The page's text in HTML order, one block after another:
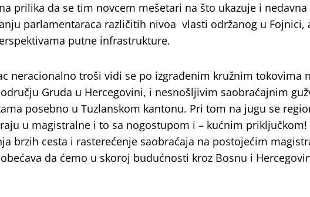
prilika da se tim novcem mešetari na što ukazuje i nedavna
parlamentaraca različitih nivoa vlasti održanog u Fojnici,
putne infrastrukture.
neracionalno troši vidi se po izgrađenim kružnim tokovima
Gruda u Hercegovini, i nesnošljivim saobraćajnim
posebno u Tuzlanskom kantonu. Pri tom na jugu se
u magistralne i to sa nogostupom i – kućnim priključkom!
brzih cesta i rasterećenje saobraćaja na postojećim
da ćemo u skoroj budućnosti kroz Bosnu i